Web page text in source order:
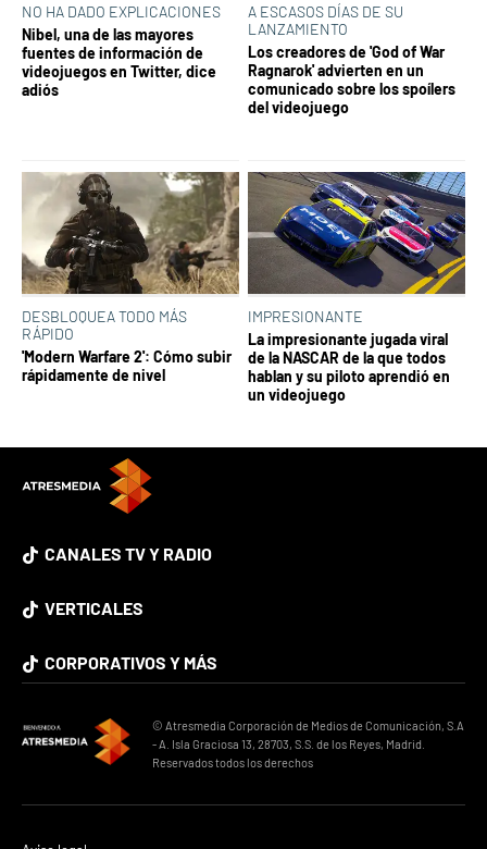
NO HA DADO EXPLICACIONES
Nibel, una de las mayores
fuentes de información de
videojuegos en Twitter, dice
adiós
A ESCASOS DÍAS DE SU
LANZAMIENTO
Los creadores de 'God of War
Ragnarok' advierten en un
comunicado sobre los spoílers
del videojuego
DESBLOQUEA TODO MÁS
RÁPIDO
'Modern Warfare 2': Cómo subir
rápidamente de nivel
IMPRESIONANTE
La impresionante jugada viral
de la NASCAR de la que todos
hablan y su piloto aprendió en
un videojuego
CANALES TV Y RADIO
VERTICALES
CORPORATIVOS Y MÁS
© Atresmedia Corporación de Medios de Comunicación, S.A
- A. Isla Graciosa 13, 28703, S.S. de los Reyes, Madrid.
Reservados todos los derechos